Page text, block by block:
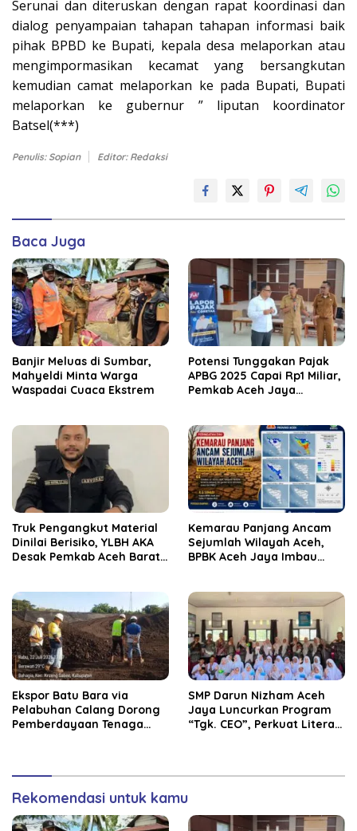
Serunai dan diteruskan dengan rapat koordinasi dan
dialog penyampaian tahapan tahapan informasi baik
pihak BPBD ke Bupati, kepala desa melaporkan atau
mengimpormasikan kecamat yang bersangkutan
kemudian camat melaporkan ke pada Bupati, Bupati
melaporkan ke gubernur ” liputan koordinator
Batsel(***)
Penulis: Sopian Editor: Redaksi
Baca Juga
Banjir Meluas di Sumbar,
Mahyeldi Minta Warga
Waspadai Cuaca Ekstrem
Potensi Tunggakan Pajak
APBG 2025 Capai Rp1 Miliar,
Pemkab Aceh Jaya
Truk Pengangkut Material
Dinilai Berisiko, YLBH AKA
Desak Pemkab Aceh Barat
Kemarau Panjang Ancam
Sejumlah Wilayah Aceh,
BPBK Aceh Jaya Imbau
‎Ekspor Batu Bara via
Pelabuhan Calang Dorong
Pemberdayaan Tenaga
SMP Darun Nizham Aceh
Jaya Luncurkan Program
“Tgk. CEO”, Perkuat Literasi
Rekomendasi untuk kamu